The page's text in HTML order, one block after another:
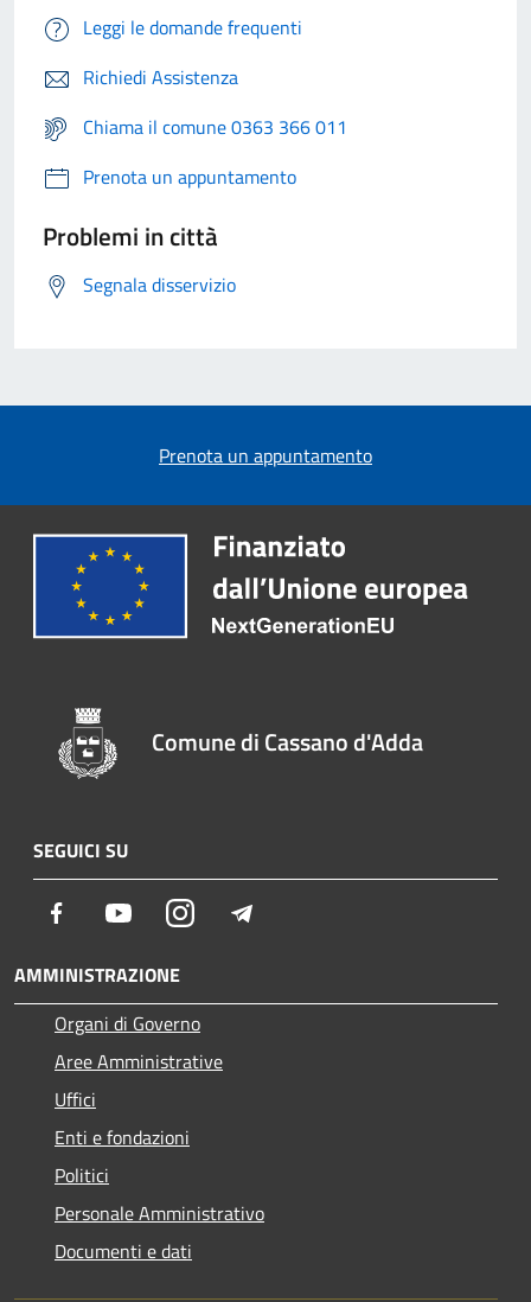
Leggi le domande frequenti
Richiedi Assistenza
Chiama il comune 0363 366 011
Prenota un appuntamento
Problemi in città
Segnala disservizio
Prenota un appuntamento
Comune di Cassano d'Adda
SEGUICI SU
Facebook YoutubeInstagram
AMMINISTRAZIONE
Organi di Governo
Aree Amministrative
Uffici
Enti e fondazioni
Politici
Personale Amministrativo
Documenti e dati